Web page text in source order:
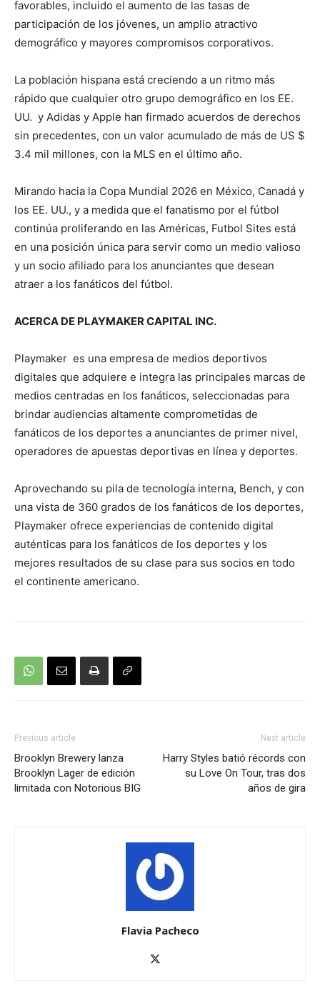
favorables, incluido el aumento de las tasas de
participación de los jóvenes, un amplio atractivo
demográfico y mayores compromisos corporativos.
La población hispana está creciendo a un ritmo más
rápido que cualquier otro grupo demográfico en los EE.
UU. y Adidas y Apple han firmado acuerdos de derechos
sin precedentes, con un valor acumulado de más de US $
3.4 mil millones, con la MLS en el último año.
Mirando hacia la Copa Mundial 2026 en México, Canadá y
los EE. UU., y a medida que el fanatismo por el fútbol
continúa proliferando en las Américas, Futbol Sites está
en una posición única para servir como un medio valioso
y un socio afiliado para los anunciantes que desean
atraer a los fanáticos del fútbol.
ACERCA DE PLAYMAKER CAPITAL INC.
Playmaker es una empresa de medios deportivos
digitales que adquiere e integra las principales marcas de
medios centradas en los fanáticos, seleccionadas para
brindar audiencias altamente comprometidas de
fanáticos de los deportes a anunciantes de primer nivel,
operadores de apuestas deportivas en línea y deportes.
Aprovechando su pila de tecnología interna, Bench, y con
una vista de 360 ​​grados de los fanáticos de los deportes,
Playmaker ofrece experiencias de contenido digital
auténticas para los fanáticos de los deportes y los
mejores resultados de su clase para sus socios en todo
el continente americano.
Previous article
Brooklyn Brewery lanza
Brooklyn Lager de edición
limitada con Notorious BIG
Next article
Harry Styles batió récords con
su Love On Tour, tras dos
años de gira
Flavia Pacheco